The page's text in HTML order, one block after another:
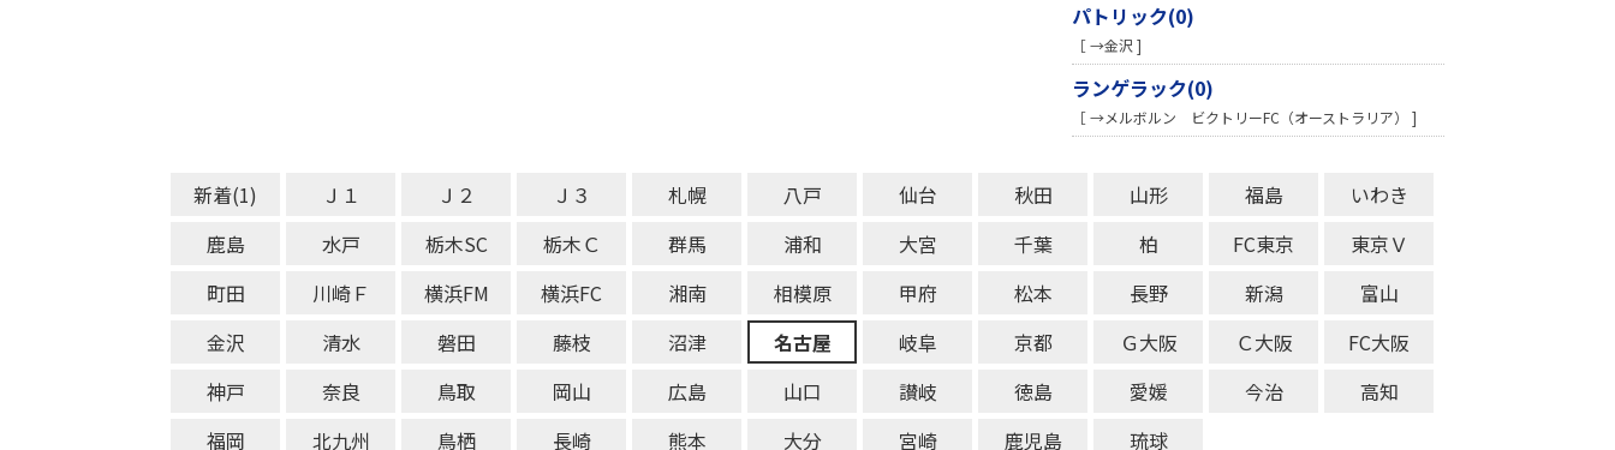
パトリック(0)
［ →金沢 ]
ランゲラック(0)
［ →メルボルン ビクトリーFC（オーストラリア） ]
新着(1) Ｊ１ Ｊ２ Ｊ３ 札幌 八戸 仙台 秋田 山形 福島
いわき
鹿島
水戸 栃木SC 栃木Ｃ 群馬 浦和 大宮 千葉 柏 FC東京
東京Ｖ
町田
川崎Ｆ 横浜FM 横浜FC 湘南 相模原 甲府 松本 長野 新潟
富山
金沢
清水 磐田 藤枝 沼津 名古屋 岐阜 京都 Ｇ大阪 Ｃ大阪
FC大阪
神戸
奈良 鳥取 岡山 広島 山口 讃岐 徳島 愛媛 今治
高知
福岡
北九州 鳥栖 長崎 熊本 大分 宮崎 鹿児島 琉球